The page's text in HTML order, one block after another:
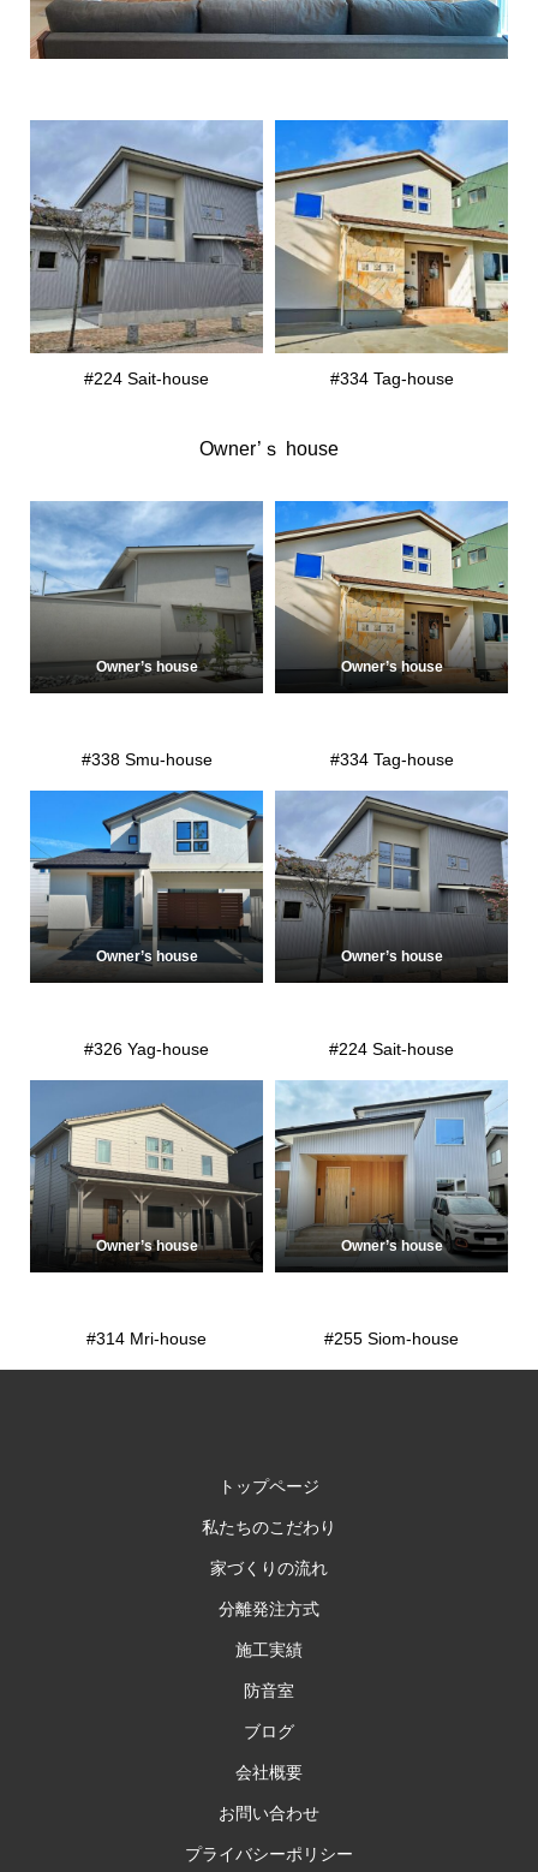
#224 Sait-house #334 Tag-house
Owner’ｓ house
Owner’s house
#338 Smu-house
Owner’s house
#334 Tag-house
Owner’s house
#326 Yag-house
Owner’s house
#224 Sait-house
Owner’s house
#314 Mri-house
Owner’s house
#255 Siom-house
トップページ
私たちのこだわり
家づくりの流れ
分離発注方式
施工実績
防音室
ブログ
会社概要
お問い合わせ
プライバシーポリシー